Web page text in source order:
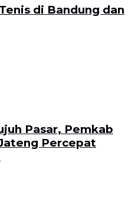
di Bandung dan
Pasar, Pemkab
Percepat